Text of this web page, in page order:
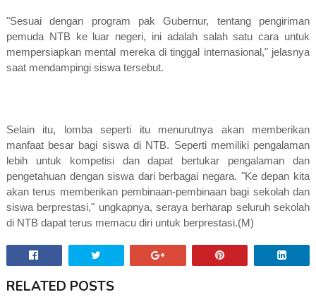
"Sesuai dengan program pak Gubernur, tentang pengiriman
pemuda NTB ke luar negeri, ini adalah salah satu cara untuk
mempersiapkan mental mereka di tinggal internasional," jelasnya
saat mendampingi siswa tersebut.
Selain itu, lomba seperti itu menurutnya akan memberikan
manfaat besar bagi siswa di NTB. Seperti memiliki pengalaman
lebih untuk kompetisi dan dapat bertukar pengalaman dan
pengetahuan dengan siswa dari berbagai negara. "Ke depan kita
akan terus memberikan pembinaan-pembinaan bagi sekolah dan
siswa berprestasi," ungkapnya, seraya berharap seluruh sekolah
di NTB dapat terus memacu diri untuk berprestasi.(M)
RELATED POSTS